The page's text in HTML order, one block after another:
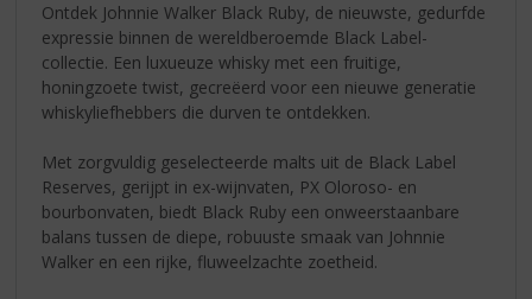
Ontdek Johnnie Walker Black Ruby, de nieuwste, gedurfde
expressie binnen de wereldberoemde Black Label-
collectie. Een luxueuze whisky met een fruitige,
honingzoete twist, gecreëerd voor een nieuwe generatie
whiskyliefhebbers die durven te ontdekken.
Met zorgvuldig geselecteerde malts uit de Black Label
Reserves, gerijpt in ex-wijnvaten, PX Oloroso- en
bourbonvaten, biedt Black Ruby een onweerstaanbare
balans tussen de diepe, robuuste smaak van Johnnie
Walker en een rijke, fluweelzachte zoetheid.